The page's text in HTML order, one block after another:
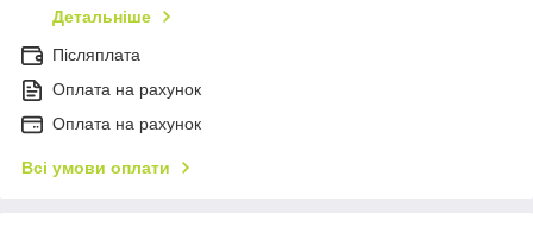
Детальніше
Післяплата
Оплата на рахунок
Оплата на рахунок
Всі умови оплати